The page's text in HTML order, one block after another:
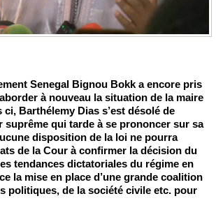
Senegal Bignou Bokk a encore pris
à nouveau la situation de la maire
ci, Barthélemy Dias s’est désolé de
suprême qui tarde à se prononcer sur sa
disposition de la loi ne pourra
de la Cour à confirmer la décision du
tendances dictatoriales du régime en
la mise en place d’une grande coalition
politiques, de la société civile etc. pour